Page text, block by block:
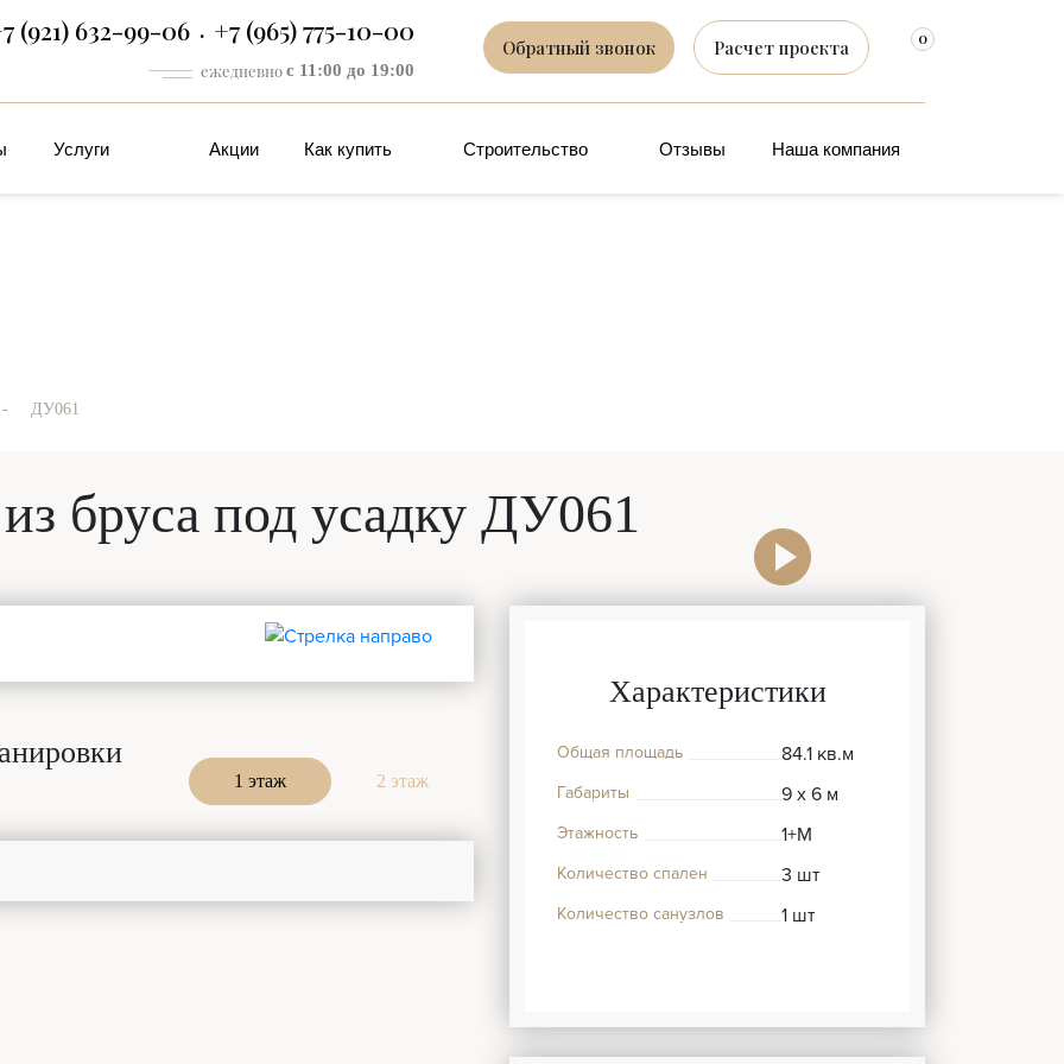
(921) 632-99-06 +7 (965) 775-10-00
ежедневнос 11:00 до 19:00
Обратный звонок Расчет проекта 0
Услуги Акции Как купить Строительство Отзывы Наша компания
ДУ061
бруса под усадку ДУ061
1 этаж 2 этаж
Характеристики
Общая площадь 84.1 кв.м
Габариты 9 x 6 м
Этажность 1+М
Количество спален 3 шт
Количество санузлов 1 шт